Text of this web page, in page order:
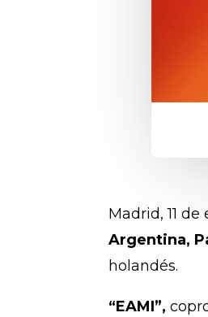
Madrid, 11
Argentina,
holandés.
“EAMI”,